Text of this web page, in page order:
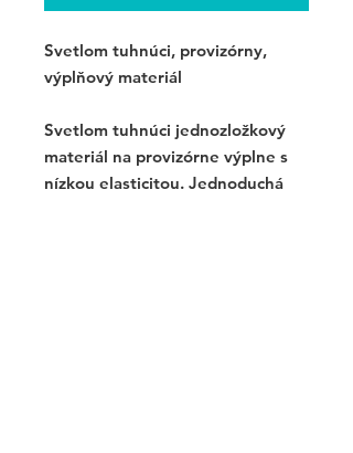
Svetlom tuhnúci, provizórny,
výplňový materiál
Svetlom tuhnúci jednozložkový
materiál na provizórne výplne s
nízkou elasticitou. Jednoduchá